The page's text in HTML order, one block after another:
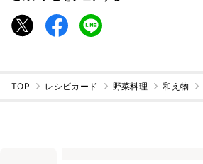
TOP レシピカード 野菜料理 和え物